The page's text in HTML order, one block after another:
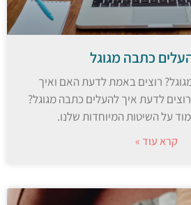
כתבה מגוגל
רוצים באמת לדעת האם ואיך
לדעת איך להעלים כתבה מגוגל?
על השיטות המיוחדות שלנו.
קרא עוד »